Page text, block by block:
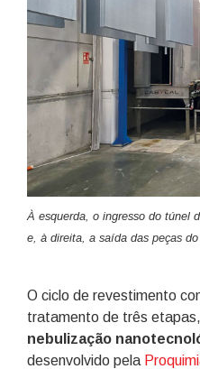
À esquerda, o ingresso do túnel
e, à direita, a saída das peças
O ciclo de revestimento
tratamento de três
nebulização
desenvolvido pela